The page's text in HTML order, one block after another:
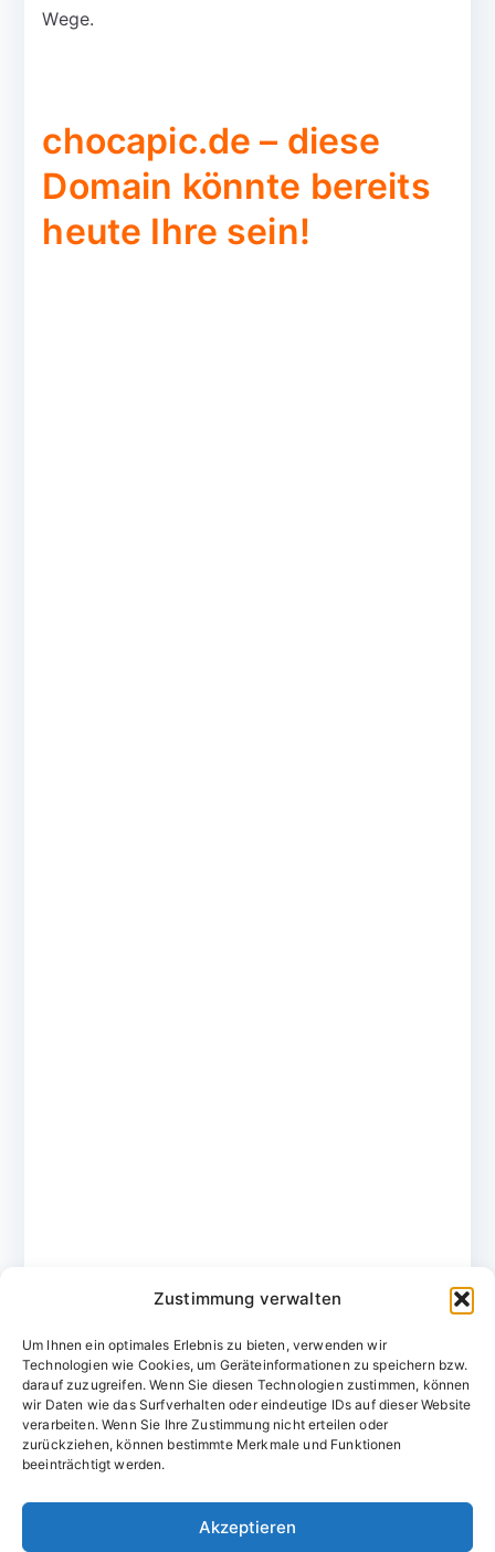
Zustimmung verwalten
Um Ihnen ein optimales Erlebnis zu bieten, verwenden wir
Technologien wie Cookies, um Geräteinformationen zu speichern bzw.
darauf zuzugreifen. Wenn Sie diesen Technologien zustimmen, können
wir Daten wie das Surfverhalten oder eindeutige IDs auf dieser Website
verarbeiten. Wenn Sie Ihre Zustimmung nicht erteilen oder
zurückziehen, können bestimmte Merkmale und Funktionen
beeinträchtigt werden.
Akzeptieren
Wege.
chocapic.de – diese
Domain könnte bereits
heute Ihre sein!
Domainvergabestelle.de